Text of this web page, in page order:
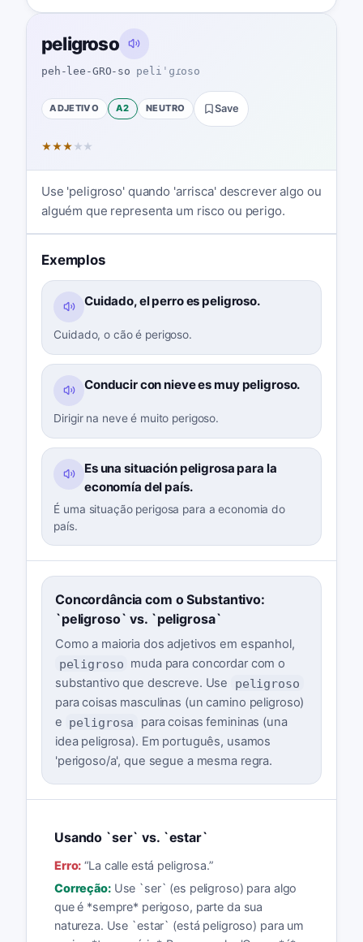
peligroso
peh-lee-GRO-so peliˈɡɾoso
ADJETIVO A2 NEUTRO Save
★★★ ★ ★
Use 'peligroso' quando 'arrisca' descrever algo ou
alguém que representa um risco ou perigo.
Exemplos
Cuidado, el perro es peligroso.
Cuidado, o cão é perigoso.
Conducir con nieve es muy peligroso.
Dirigir na neve é muito perigoso.
Es una situación peligrosa para la
economía del país.
É uma situação perigosa para a economia do
país.
Concordância com o Substantivo:
`peligroso` vs. `peligrosa`
Como a maioria dos adjetivos em espanhol,
peligroso muda para concordar com o
substantivo que descreve. Use
peligroso
para coisas masculinas (un camino peligroso)
e peligrosa
para coisas femininas (una
idea peligrosa). Em português, usamos
'perigoso/a', que segue a mesma regra.
Usando `ser` vs. `estar`
Erro: “La calle está peligrosa.”
Correção: Use `ser` (es peligroso) para algo
que é *sempre* perigoso, parte da sua
natureza. Use `estar` (está peligroso) para um